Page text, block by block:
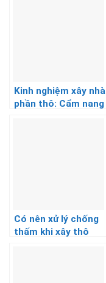
Kinh nghiệm xây nhà
phần thô: Cẩm nang
Có nên xử lý chống
thấm khi xây thô